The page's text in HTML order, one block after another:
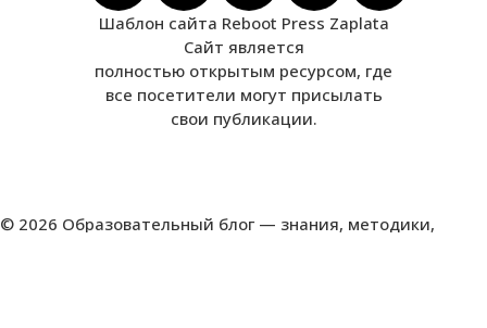
Шаблон сайта Reboot Press Zaplata
Сайт является
полностью открытым ресурсом, где
все посетители могут присылать
свои публикации.
© 2026 Образовательный блог — знания, методики,